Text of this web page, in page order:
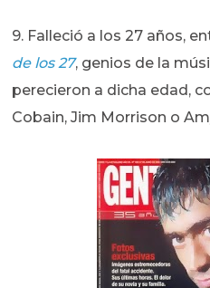
9. Falleció a los 27 años,
de los 27, genios de la
perecieron a dicha edad,
Cobain, Jim Morrison o